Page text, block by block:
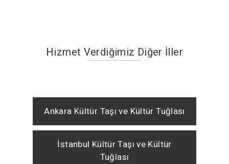
Hizmet Verdiğimiz Diğer İller
Ankara Kültür Taşı ve Kültür Tuğlası
İstanbul Kültür Taşı ve Kültür
Tuğlası